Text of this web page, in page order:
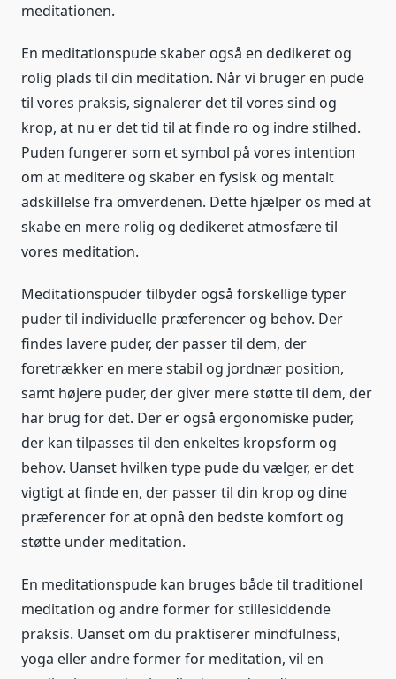
meditationen.
En meditationspude skaber også en dedikeret og
rolig plads til din meditation. Når vi bruger en pude
til vores praksis, signalerer det til vores sind og
krop, at nu er det tid til at finde ro og indre stilhed.
Puden fungerer som et symbol på vores intention
om at meditere og skaber en fysisk og mentalt
adskillelse fra omverdenen. Dette hjælper os med at
skabe en mere rolig og dedikeret atmosfære til
vores meditation.
Meditationspuder tilbyder også forskellige typer
puder til individuelle præferencer og behov. Der
findes lavere puder, der passer til dem, der
foretrækker en mere stabil og jordnær position,
samt højere puder, der giver mere støtte til dem, der
har brug for det. Der er også ergonomiske puder,
der kan tilpasses til den enkeltes kropsform og
behov. Uanset hvilken type pude du vælger, er det
vigtigt at finde en, der passer til din krop og dine
præferencer for at opnå den bedste komfort og
støtte under meditation.
En meditationspude kan bruges både til traditionel
meditation og andre former for stillesiddende
praksis. Uanset om du praktiserer mindfulness,
yoga eller andre former for meditation, vil en